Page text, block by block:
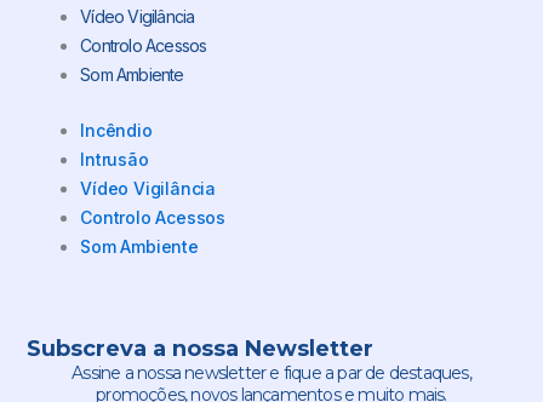
Vídeo Vigilância
Controlo Acessos
Som Ambiente
Incêndio
Intrusão
Vídeo Vigilância
Controlo Acessos
Som Ambiente
Subscreva a nossa Newsletter
Assine a nossa newsletter e fique a par de destaques,
promoções, novos lançamentos e muito mais.